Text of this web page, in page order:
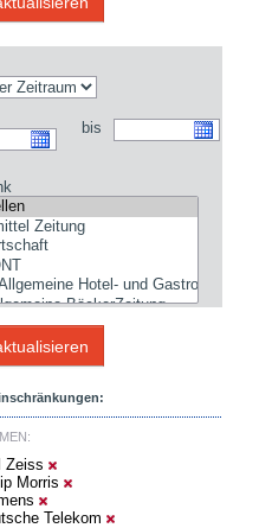
bis
Zeiss
Morris
Telekom